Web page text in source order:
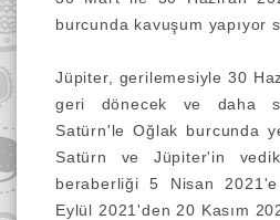
burcunda kavuşum yapıyor
Jüpiter, gerilemesiyle 30
geri dönecek ve daha
Satürn'le Oğlak burcunda
Satürn ve Jüpiter'in
beraberliği 5 Nisan
Eylül 2021'den 20 Kasım